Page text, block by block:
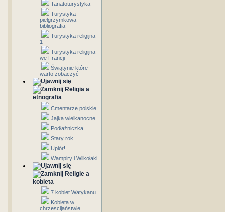
Tanatoturystyka
Turystyka
pielgrzymkowa -
bibliografia
Turystyka religijna
1
Turystyka religijna
we Francji
Świątynie które
warto zobaczyć
Religia a
etnografia
Cmentarze polskie
Jajka wielkanocne
Podłaźniczka
Stary rok
Upiór!
Wampiry i Wilkołaki
Religie a
kobieta
7 kobiet Watykanu
Kobieta w
chrzescijaństwie